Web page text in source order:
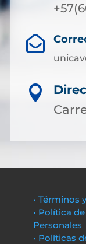


• Términos
• Política
Personales
• Políticas